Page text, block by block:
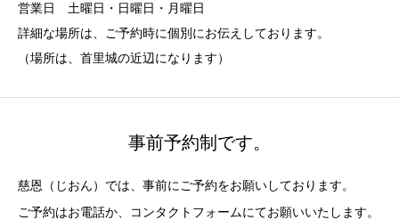
営業日 土曜日・日曜日・月曜日
詳細な場所は、ご予約時に個別にお伝えしております。
（場所は、首里城の近辺になります）
事前予約制です。
慈恩（じおん）では、事前にご予約をお願いしております。
ご予約はお電話か、コンタクトフォームにてお願いいたします。